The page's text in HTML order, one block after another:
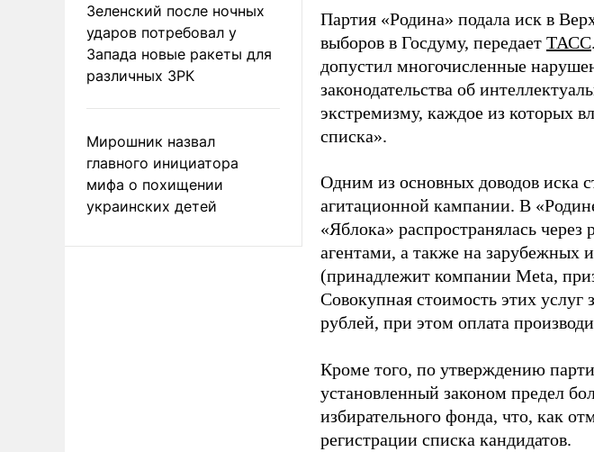
Зеленский после ночных
ударов потребовал у
Запада новые ракеты для
различных ЗРК
Мирошник назвал
главного инициатора
мифа о похищении
украинских детей
Партия «Родина» подала иск в
выборов в Госдуму, передает ТАСС
допустил многочисленные
законодательства об
экстремизму, каждое из которых
списка».
Одним из основных доводов иска
агитационной кампании. В
«Яблока» распространялась
агентами, а также на зарубежных
(принадлежит компании Meta,
Совокупная стоимость этих
рублей, при этом оплата
Кроме того, по утверждению
установленный законом предел
избирательного фонда, что, как
регистрации списка кандидатов.